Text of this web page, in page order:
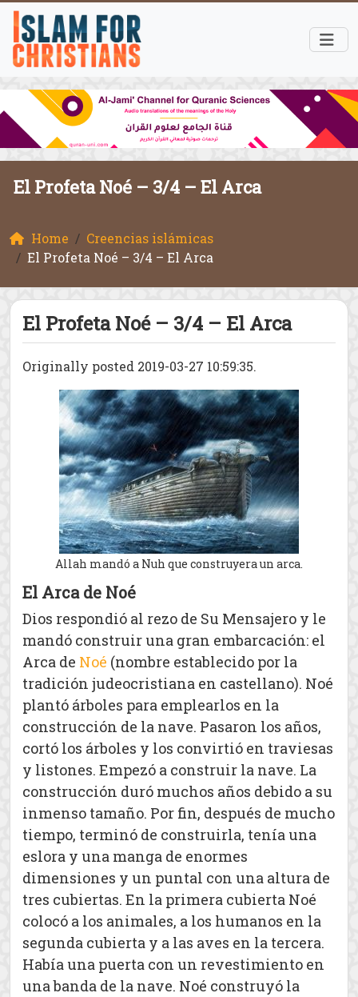
El Profeta Noé – 3/4 – El Arca
Home
Creencias islámicas
El Profeta Noé – 3/4 – El Arca
El Profeta Noé – 3/4 – El Arca
Originally posted 2019-03-27 10:59:35.
Allah mandó a Nuh que construyera un arca.
El Arca de Noé
Dios respondió al rezo de Su Mensajero y le
mandó construir una gran embarcación: el
Arca de Noé (nombre establecido por la
tradición judeocristiana en castellano). Noé
plantó árboles para emplearlos en la
construcción de la nave. Pasaron los años,
cortó los árboles y los convirtió en traviesas
y listones. Empezó a construir la nave. La
construcción duró muchos años debido a su
inmenso tamaño. Por fin, después de mucho
tiempo, terminó de construirla, tenía una
eslora y una manga de enormes
dimensiones y un puntal con una altura de
tres cubiertas. En la primera cubierta Noé
colocó a los animales, a los humanos en la
segunda cubierta y a las aves en la tercera.
Había una puerta con un revestimiento en
una banda de la nave. Noé construyó la